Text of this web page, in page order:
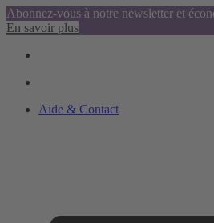
Abonnez-vous à notre newsletter et
En savoir plus
Aide & Contact